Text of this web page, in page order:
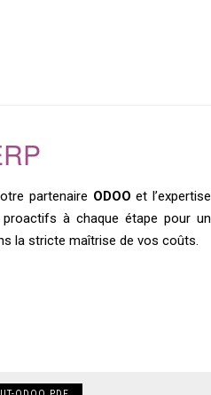
partenaire ODOOet l’expertise
à chaque étape pour un
la stricte maîtrise de vos coûts.